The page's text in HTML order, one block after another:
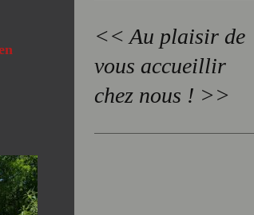
<< Au plaisir de
vous accueillir
chez nous ! >>